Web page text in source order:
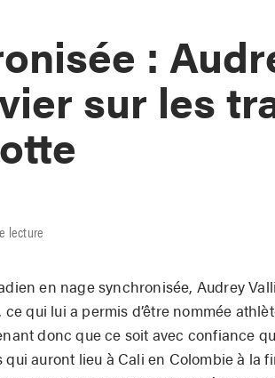
:
sur les
lecture
en nage synchronisée, Audrey
qui lui a permis d’être nommée
donc que ce soit avec confiance
auront lieu à Cali en Colombie à la